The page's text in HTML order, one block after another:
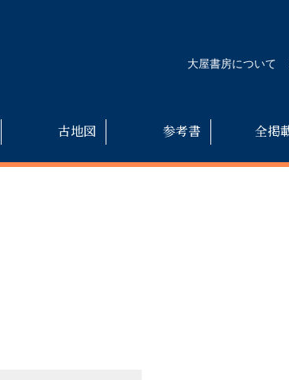
大屋書房について
古地図 参考書 全掲